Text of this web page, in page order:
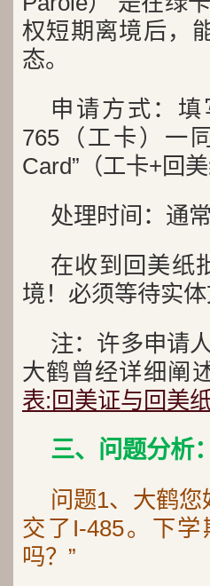
权短期离境后，
态。
申请方式：
765（工卡）一
Card”（工卡+回
处理时间：通
在收到回美纸
境！必须等待实
注：许多申请
大鹤曾经详细阐
表:回美证与回美
三、问题分析
问题1、大鹤
交了I-485。下
吗？”